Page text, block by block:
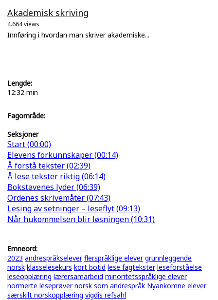
Akademisk skriving
4.664 views
Innføring i hvordan man skriver akademiske...
Lengde:
12:32 min
Fagområde:
Seksjoner
Start (00:00)
Elevens forkunnskaper (00:14)
Å forstå tekster (02:39)
Å lese tekster riktig (06:14)
Bokstavenes lyder (06:39)
Ordenes skrivemåter (07:43)
Lesing av setninger – leseflyt (09:13)
Når hukommelsen blir løsningen (10:31)
Emneord:
2023 andrespråkselever flerspråklige elever grunnleggende
norsk klasselesekurs kort botid lese fagtekster leseforståelse
leseopplæring lærersamarbeid minoritetsspråklige elever
normerte leseprøver norsk som andrespråk Nyankomne elever
særskilt norskopplæring vigdis refsahl